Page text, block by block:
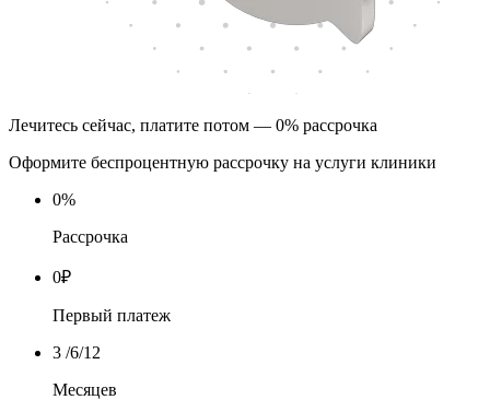
Лечитесь сейчас, платите потом — 0% рассрочка
Оформите беспроцентную рассрочку на услуги клиники
0%
Рассрочка
0₽
Первый платеж
3 /6/12
Месяцев